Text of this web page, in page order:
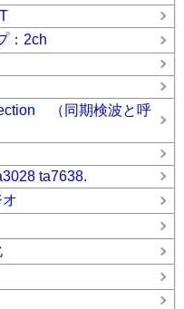
：2ch
（同期検波と呼
ta7638.